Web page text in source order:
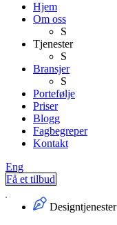
Hjem
Om oss
S
Tjenester
S
Bransjer
S
Portefølje
Priser
Blogg
Fagbegreper
Kontakt
Eng
Få et tilbud
Designtjenester